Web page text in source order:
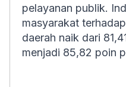
pelayanan publik.
masyarakat
daerah naik dari
menjadi 85,82 poin